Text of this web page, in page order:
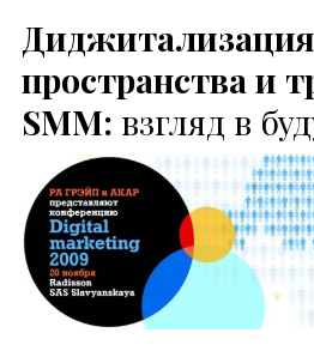
пространства и
SMM: взгляд в